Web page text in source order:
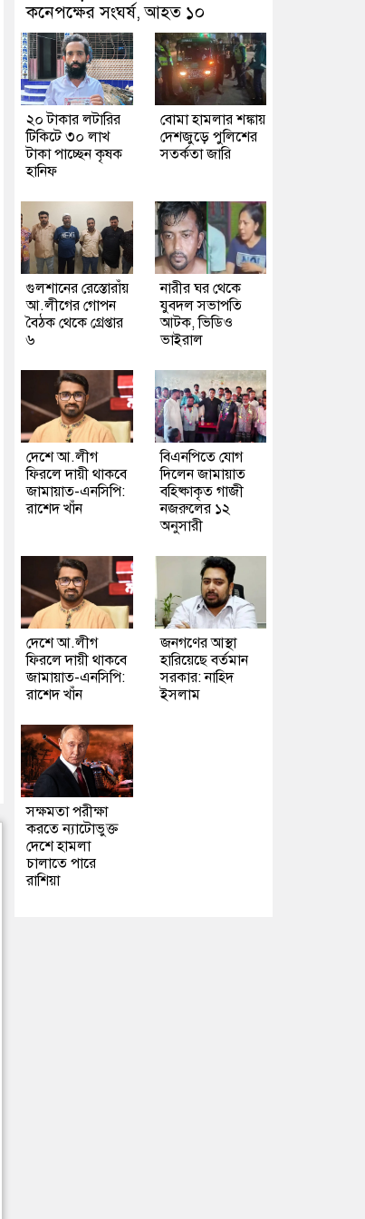
কনেপক্ষের সংঘর্ষ, আহত ১০
২০ টাকার লটারির
টিকিটে ৩০ লাখ
টাকা পাচ্ছেন কৃষক
হানিফ
বোমা হামলার শঙ্কায়
দেশজুড়ে পুলিশের
সতর্কতা জারি
গুলশানের রেস্তোরাঁয়
আ.লীগের গোপন
বৈঠক থেকে গ্রেপ্তার
৬
নারীর ঘর থেকে
যুবদল সভাপতি
আটক, ভিডিও
ভাইরাল
দেশে আ.লীগ
ফিরলে দায়ী থাকবে
জামায়াত-এনসিপি:
রাশেদ খাঁন
বিএনপিতে যোগ
দিলেন জামায়াত
বহিষ্কাকৃত গাজী
নজরুলের ১২
অনুসারী
দেশে আ.লীগ
ফিরলে দায়ী থাকবে
জামায়াত-এনসিপি:
রাশেদ খাঁন
জনগণের আস্থা
হারিয়েছে বর্তমান
সরকার: নাহিদ
ইসলাম
সক্ষমতা পরীক্ষা
করতে ন্যাটোভুক্ত
দেশে হামলা
চালাতে পারে
রাশিয়া